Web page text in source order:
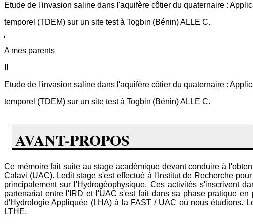
Etude de l'invasion saline dans l'aquifère côtier du quaternaire :
temporel (TDEM) sur un site test à Togbin (Bénin) ALLE C.
A mes parents
Etude de l'invasion saline dans l'aquifère côtier du quaternaire :
temporel (TDEM) sur un site test à Togbin (Bénin) ALLE C.
AVANT-PROPOS
Ce mémoire fait suite au stage académique devant conduire à
Calavi (UAC). Ledit stage s'est effectué à l'Institut de Recherche
principalement sur l'Hydrogéophysique. Ces activités s'inscrivent
partenariat entre l'IRD et l'UAC s'est fait dans sa phase pratique
d'Hydrologie Appliquée (LHA) à la FAST / UAC où nous étudions.
LTHE.